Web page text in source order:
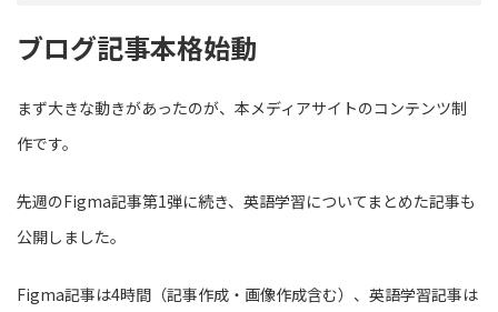
ブログ記事本格始動
まず大きな動きがあったのが、本メディアサイトのコンテンツ制
作です。
先週のFigma記事第1弾に続き、英語学習についてまとめた記事も
公開しました。
Figma記事は4時間（記事作成・画像作成含む）、英語学習記事は